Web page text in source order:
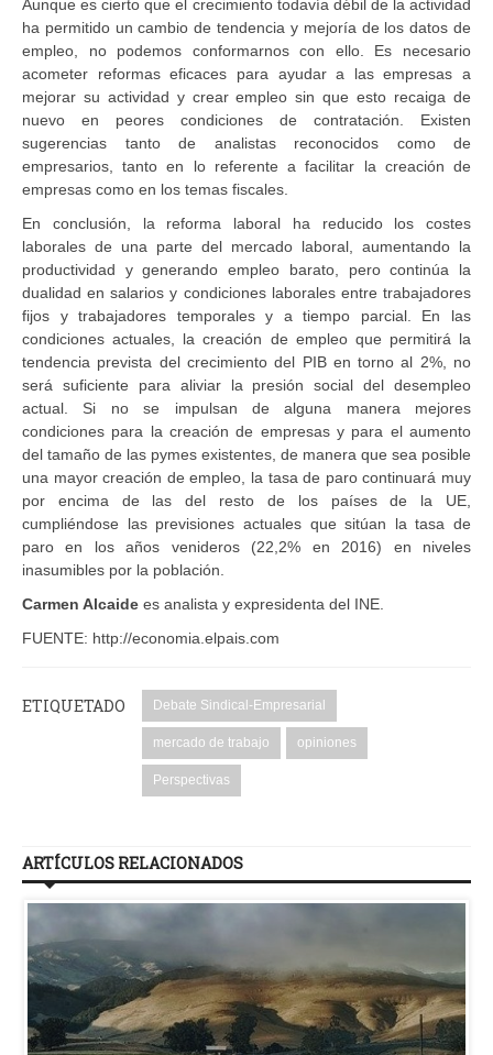
Aunque es cierto que el crecimiento todavía débil de la actividad
ha permitido un cambio de tendencia y mejoría de los datos de
empleo, no podemos conformarnos con ello. Es necesario
acometer reformas eficaces para ayudar a las empresas a
mejorar su actividad y crear empleo sin que esto recaiga de
nuevo en peores condiciones de contratación. Existen
sugerencias tanto de analistas reconocidos como de
empresarios, tanto en lo referente a facilitar la creación de
empresas como en los temas fiscales.
En conclusión, la reforma laboral ha reducido los costes
laborales de una parte del mercado laboral, aumentando la
productividad y generando empleo barato, pero continúa la
dualidad en salarios y condiciones laborales entre trabajadores
fijos y trabajadores temporales y a tiempo parcial. En las
condiciones actuales, la creación de empleo que permitirá la
tendencia prevista del crecimiento del PIB en torno al 2%, no
será suficiente para aliviar la presión social del desempleo
actual. Si no se impulsan de alguna manera mejores
condiciones para la creación de empresas y para el aumento
del tamaño de las pymes existentes, de manera que sea posible
una mayor creación de empleo, la tasa de paro continuará muy
por encima de las del resto de los países de la UE,
cumpliéndose las previsiones actuales que sitúan la tasa de
paro en los años venideros (22,2% en 2016) en niveles
inasumibles por la población.
Carmen Alcaide es analista y expresidenta del INE.
FUENTE: http://economia.elpais.com
ETIQUETADO Debate Sindical-Empresarial
mercado de trabajo opiniones
Perspectivas
ARTÍCULOS RELACIONADOS